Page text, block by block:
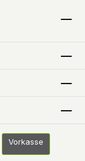
Vorkasse